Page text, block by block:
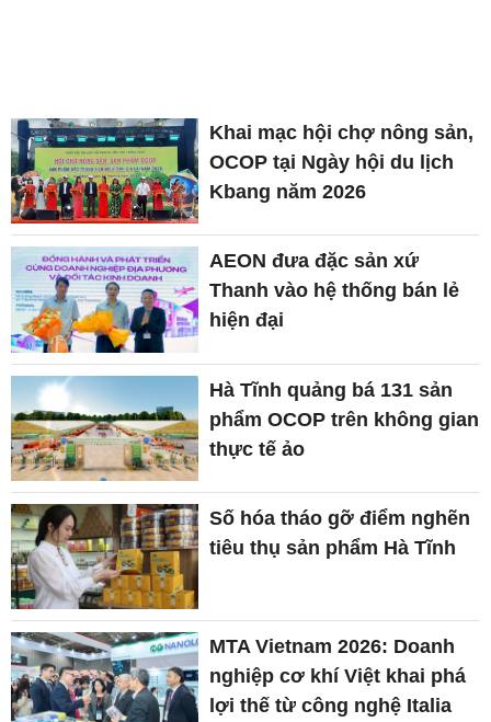
Khai mạc hội chợ nông sản,
OCOP tại Ngày hội du lịch
Kbang năm 2026
AEON đưa đặc sản xứ
Thanh vào hệ thống bán lẻ
hiện đại
Hà Tĩnh quảng bá 131 sản
phẩm OCOP trên không gian
thực tế ảo
Số hóa tháo gỡ điểm nghẽn
tiêu thụ sản phẩm Hà Tĩnh
MTA Vietnam 2026: Doanh
nghiệp cơ khí Việt khai phá
lợi thế từ công nghệ Italia